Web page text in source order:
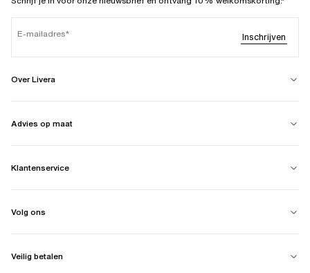
E-mailadres Inschrijven
Over Livera
Advies op maat
Klantenservice
Volg ons
Veilig betalen